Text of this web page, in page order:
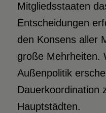
Mitgliedsstaaten
Entscheidungen
den Konsens aller
große Mehrheiten.
Außenpolitik
Dauerkoordination
Hauptstädten.